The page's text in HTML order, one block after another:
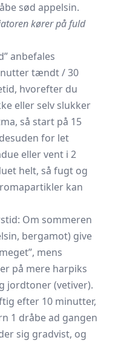
sød appelsin.
kører på fuld
anbefales
tændt / 30
hvorefter du
eller selv slukker
så start på 15
for let
eller vent i 2
helt, så fugt og
kan
Om sommeren
bergamot) give
mens
på mere harpiks
jordtoner (vetiver).
efter 10 minutter,
1 dråbe ad gangen
sig gradvist, og